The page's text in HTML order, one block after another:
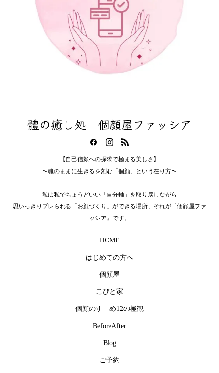
體の癒し処 個顔屋ファッシア
【自己信頼への探求で極まる美しさ】
〜魂のままに生きるを刻む「個顔」という在り方〜
私は私でちょうどいい「自分軸」を取り戻しながら
思いっきりブレられる「お顔づくり」ができる場所、それが『個顔屋ファ
ッシア』です。
HOME
はじめての方へ
個顔屋
こびと家
個顔のすゝめ12の極観
BeforeAfter
Blog
ご予約